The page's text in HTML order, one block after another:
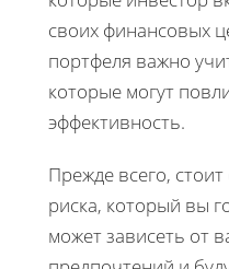
своих финансовых
портфеля важно
которые могут
эффективность.
Прежде всего,
риска, который вы
может зависеть от